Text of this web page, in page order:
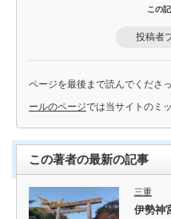
この
投稿者
ページを最後まで読んでくださ
ールのページでは当サイトのミ
この著者の最新の記事
三重
伊勢神